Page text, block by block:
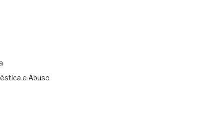
e Abuso